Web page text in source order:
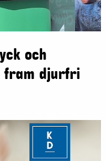
och
fram djurfri